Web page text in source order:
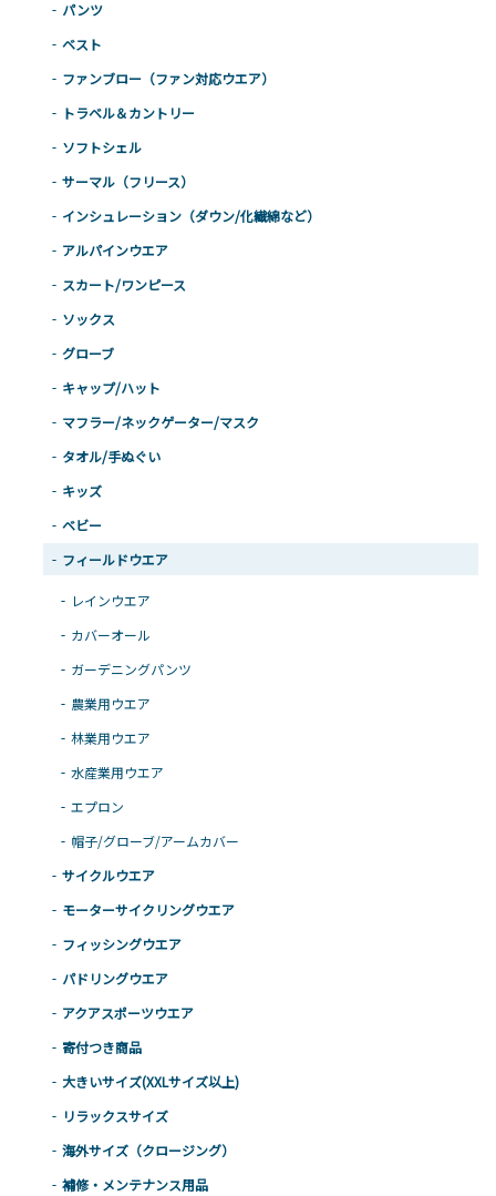
パンツ
ベスト
ファンブロー（ファン対応ウエア）
トラベル＆カントリー
ソフトシェル
サーマル（フリース）
インシュレーション（ダウン/化繊綿など）
アルパインウエア
スカート/ワンピース
ソックス
グローブ
キャップ/ハット
マフラー/ネックゲーター/マスク
タオル/手ぬぐい
キッズ
ベビー
フィールドウエア
レインウエア
カバーオール
ガーデニングパンツ
農業用ウエア
林業用ウエア
水産業用ウエア
エプロン
帽子/グローブ/アームカバー
サイクルウエア
モーターサイクリングウエア
フィッシングウエア
パドリングウエア
アクアスポーツウエア
寄付つき商品
大きいサイズ(XXLサイズ以上)
リラックスサイズ
海外サイズ（クロージング）
補修・メンテナンス用品